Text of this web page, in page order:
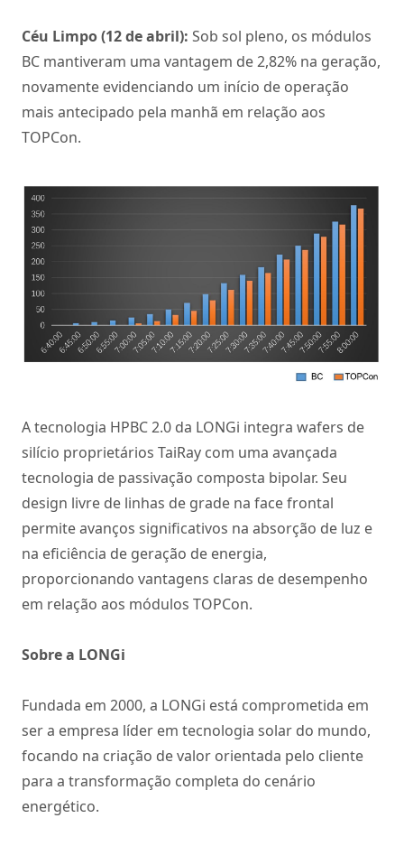
Céu Limpo (12 de abril): Sob sol pleno, os módulos
BC mantiveram uma vantagem de 2,82% na geração,
novamente evidenciando um início de operação
mais antecipado pela manhã em relação aos
TOPCon.
A tecnologia HPBC 2.0 da LONGi integra wafers de
silício proprietários TaiRay com uma avançada
tecnologia de passivação composta bipolar. Seu
design livre de linhas de grade na face frontal
permite avanços significativos na absorção de luz e
na eficiência de geração de energia,
proporcionando vantagens claras de desempenho
em relação aos módulos TOPCon.
Sobre a LONGi
Fundada em 2000, a LONGi está comprometida em
ser a empresa líder em tecnologia solar do mundo,
focando na criação de valor orientada pelo cliente
para a transformação completa do cenário
energético.